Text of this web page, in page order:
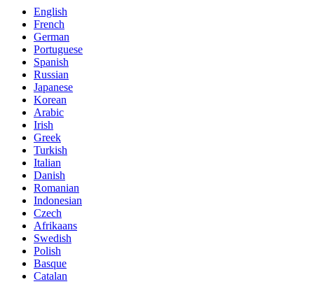
English
French
German
Portuguese
Spanish
Russian
Japanese
Korean
Arabic
Irish
Greek
Turkish
Italian
Danish
Romanian
Indonesian
Czech
Afrikaans
Swedish
Polish
Basque
Catalan